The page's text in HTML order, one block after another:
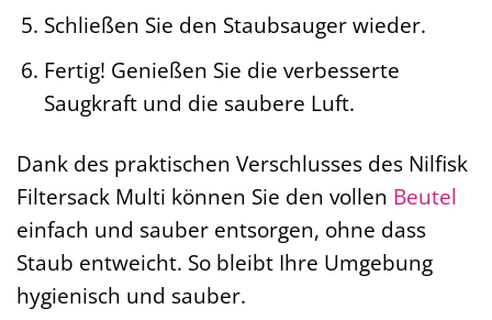
Schließen Sie den Staubsauger wieder.
Fertig! Genießen Sie die verbesserte
Saugkraft und die saubere Luft.
Dank des praktischen Verschlusses des Nilfisk
Filtersack Multi können Sie den vollen Beutel
einfach und sauber entsorgen, ohne dass
Staub entweicht. So bleibt Ihre Umgebung
hygienisch und sauber.